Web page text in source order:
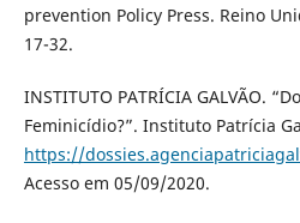
prevention Policy Press. Reino
17-32.
INSTITUTO PATRÍCIA GALVÃO.
Feminicídio?”. Instituto Patrícia
https://
Acesso em 05/09/2020.